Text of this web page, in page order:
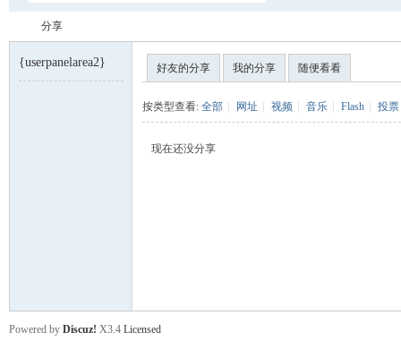
分享
{userpanelarea2} 好友的分享 我的分享 随便看看
按类型查看: 全部 网址 视频 音乐 Flash 投票
现在还没分享
Powered by Discuz! X3.4 Licensed